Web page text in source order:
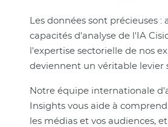
Les données sont précieuses :
capacités d'analyse de l'IA
l'expertise sectorielle de nos
deviennent un véritable levier
Notre équipe internationale
Insights vous aide à
les médias et vos audiences,